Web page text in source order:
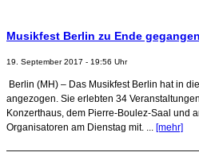
Musikfest Berlin zu Ende
19. September 2017 - 19:56 Uhr
Berlin (MH) – Das Musikfest Berlin hat in
angezogen. Sie erlebten 34
Konzerthaus, dem Pierre-Boulez-Saal und
Organisatoren am Dienstag mit. ... [mehr]